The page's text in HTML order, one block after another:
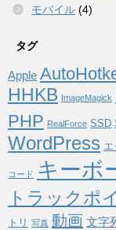
モバイル (4)
タグ
Apple
HHKB ImageMagick
PHP RealForce SSD
WordPress エ
コード キーボ
トラックポ
トリ 写真 動画 文字